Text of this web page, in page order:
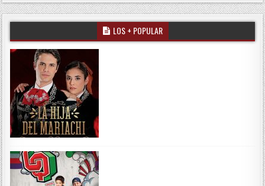
LOS + POPULAR